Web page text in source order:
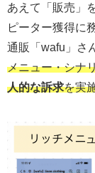
あえて「販売」
ピーター獲得に
通販「wafu」さ
メニュー・シナ
人的な訴求を実